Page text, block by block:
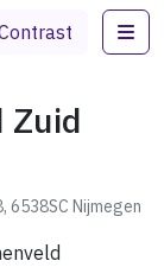
Zuid
6538SC Nijmegen